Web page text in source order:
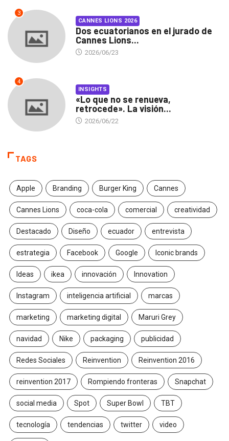
3
CANNES LIONS 2026
Dos ecuatorianos en el jurado de
Cannes Lions...
2026/06/23
4
INSIGHTS
«Lo que no se renueva,
retrocede». La visión...
2026/06/22
TAGS
Apple Branding Burger King Cannes
Cannes Lions coca-cola comercial creatividad
Destacado Diseño ecuador entrevista
estrategia Facebook Google Iconic brands
Ideas ikea innovación Innovation
Instagram inteligencia artificial marcas
marketing marketing digital Maruri Grey
navidad Nike packaging publicidad
Redes Sociales Reinvention Reinvention 2016
reinvention 2017 Rompiendo fronteras Snapchat
social media Spot Super Bowl TBT
tecnología tendencias twitter video